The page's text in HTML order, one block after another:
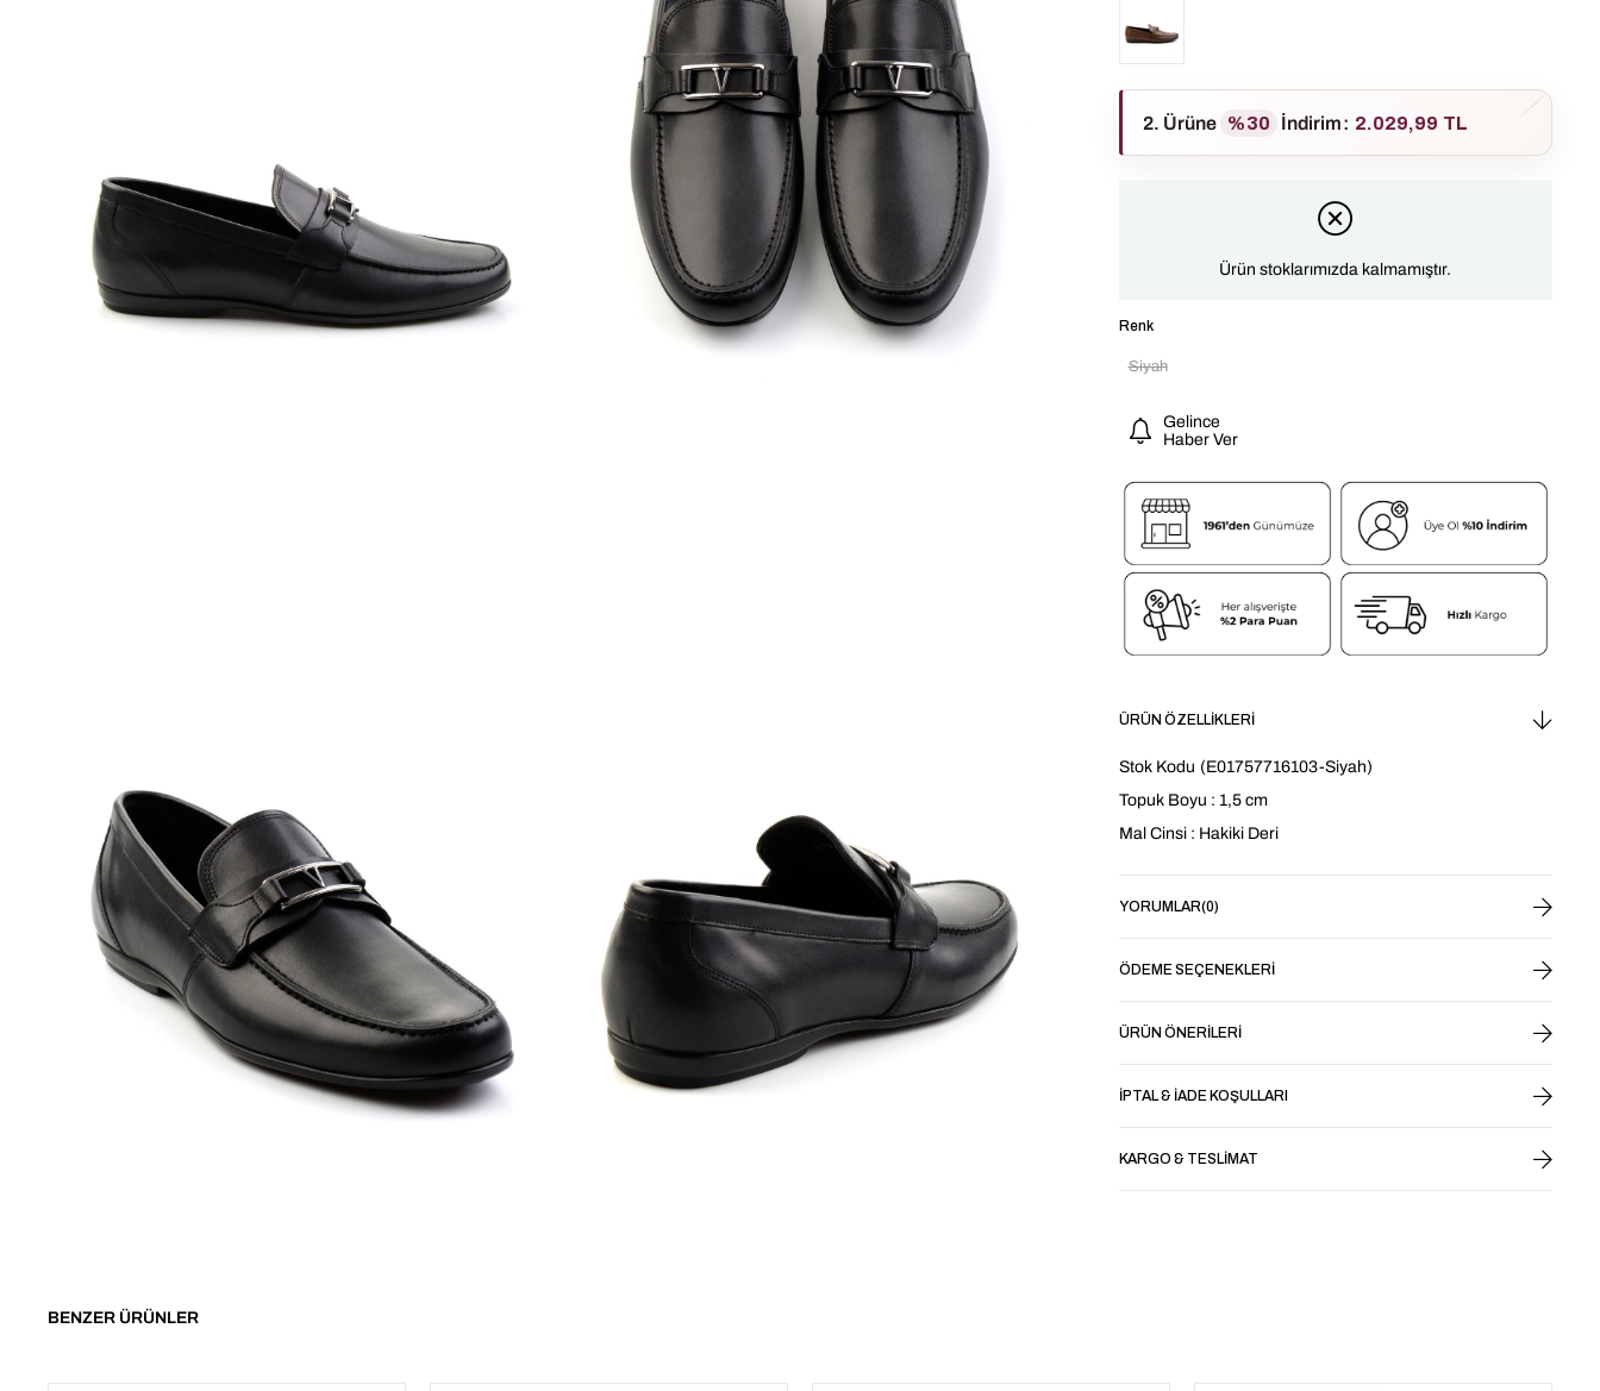
2. Ürüne %30 İndirim: 2.029,99 TL
Ürün stoklarımızda kalmamıştır.
Renk
Siyah
Gelince
Haber Ver
ÜRÜN ÖZELLIKLERI
Stok Kodu (E01757716103-Siyah)
Topuk Boyu : 1,5 cm
Mal Cinsi : Hakiki Deri
YORUMLAR(0)
ÖDEME SEÇENEKLERI
ÜRÜN ÖNERILERI
İPTAL & İADE KOŞULLARI
KARGO & TESLIMAT
BENZER ÜRÜNLER